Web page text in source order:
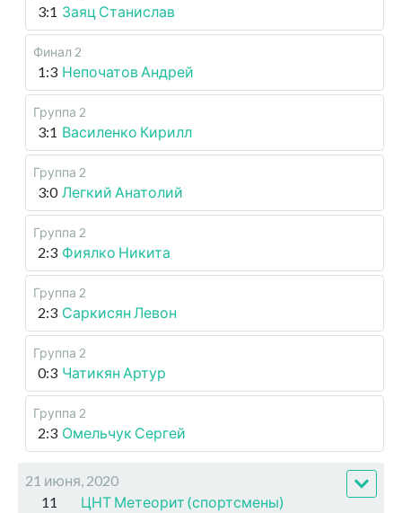
3:1 Заяц Станислав
Финал 2
1:3 Непочатов Андрей
Группа 2
3:1 Василенко Кирилл
Группа 2
3:0 Легкий Анатолий
Группа 2
2:3 Фиялко Никита
Группа 2
2:3 Саркисян Левон
Группа 2
0:3 Чатикян Артур
Группа 2
2:3 Омельчук Сергей
21 июня, 2020
11
ЦНТ Метеорит (спортсмены)